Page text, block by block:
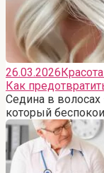
26.03.2026
Как
Седина в волосах
который